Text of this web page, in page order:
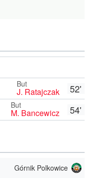
52'
But
J. Ratajczak
54'
But
M. Bancewicz
Górnik Polkowice